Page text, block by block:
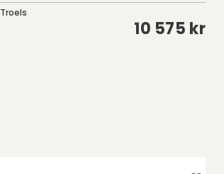
Troels
10 575 kr